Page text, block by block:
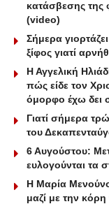
κατάσβεσης
(video)
Σήμερα
ξίφος γιατί
Η Αγγελική
πώς είδε τον
όμορφο έχω δει
Γιατί σήμερα
του
6 Αυγούστου:
ευλογούνται τα
Η Μαρία
μαζί με την